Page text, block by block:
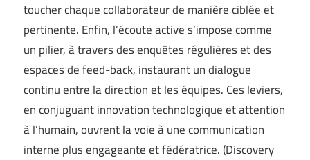
toucher chaque collaborateur de manière ciblée et
pertinente. Enfin, l’écoute active s’impose comme
un pilier, à travers des enquêtes régulières et des
espaces de feed-back, instaurant un dialogue
continu entre la direction et les équipes. Ces leviers,
en conjuguant innovation technologique et attention
à l’humain, ouvrent la voie à une communication
interne plus engageante et fédératrice. (Discovery